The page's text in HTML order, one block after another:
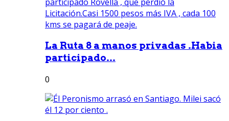
La Ruta 8 a manos privadas .Habia
participado...
0